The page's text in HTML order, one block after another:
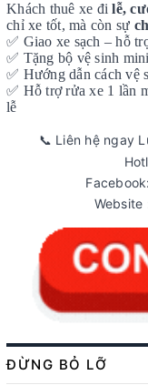
Khách thuê xe đilễ,
chỉ xe tốt, mà còn sự
✅ Giao xe sạch – hỗ
✅ Tặng bộ vệ sinh
✅ Hướng dẫn cách vệ
✅ Hỗ trợ rửa xe 1 lần
lễ
📞 Liên hệ ngay
Facebook:
Website
ĐỪNG BỎ LỠ